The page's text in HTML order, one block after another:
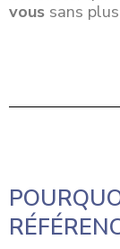
vous sans